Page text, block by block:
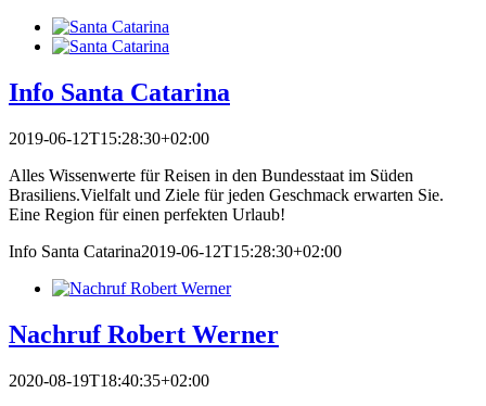
Info Santa Catarina
2019-06-12T15:28:30+02:00
Alles Wissenwerte für Reisen in den Bundesstaat im Süden
Brasiliens.Vielfalt und Ziele für jeden Geschmack erwarten Sie.
Eine Region für einen perfekten Urlaub!
Info Santa Catarina2019-06-12T15:28:30+02:00
Nachruf Robert Werner
2020-08-19T18:40:35+02:00